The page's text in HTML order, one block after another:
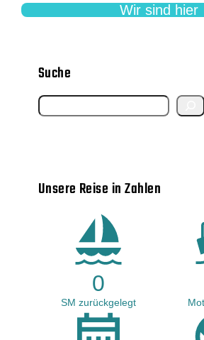
Wir sind hier
Suche
rUnsere Reise in Zahlen
0
SM zurückgelegt